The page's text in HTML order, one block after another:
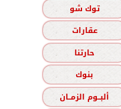
توك شو
عقارات
حارتنا
بنوك
ألبــوم الزمــان